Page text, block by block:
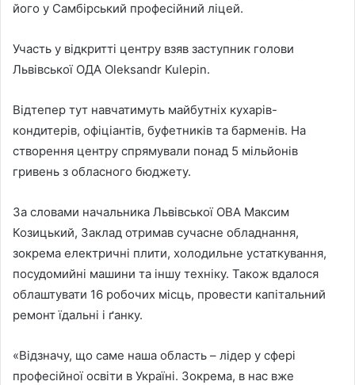
його у Самбірський професійний ліцей.
Участь у відкритті центру взяв заступник голови
Львівської ОДА Oleksandr Kulepin.
Відтепер тут навчатимуть майбутніх кухарів-
кондитерів, офіціантів, буфетників та барменів. На
створення центру спрямували понад 5 мільйонів
гривень з обласного бюджету.
За словами начальника Львівської ОВА Максим
Козицький, Заклад отримав сучасне обладнання,
зокрема електричні плити, холодильне устаткування,
посудомийні машини та іншу техніку. Також вдалося
облаштувати 16 робочих місць, провести капітальний
ремонт їдальні і ґанку.
«Відзначу, що саме наша область – лідер у сфері
професійної освіти в Україні. Зокрема, в нас вже